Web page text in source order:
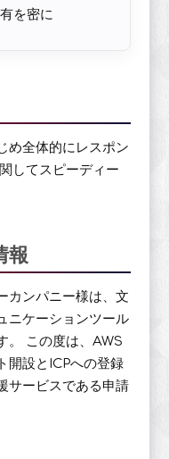
を密に
め全体的にレスポン
してスピーディー
報
カンパニー様は、文
ニケーションツール
。 この度は、AWS
開設とICPへの登録
サービスである申請